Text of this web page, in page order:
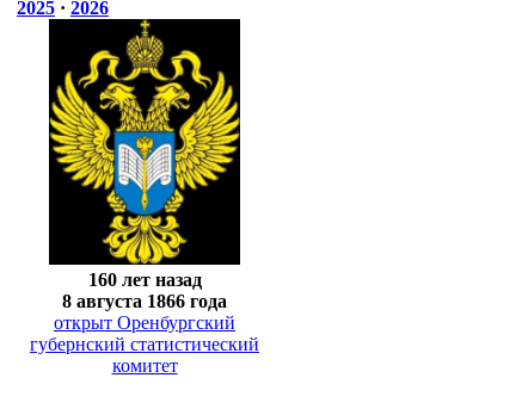
2025 · 2026
160 лет назад
8 августа 1866 года
открыт Оренбургский
губернский статистический
комитет